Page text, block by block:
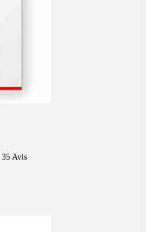
35 Avis